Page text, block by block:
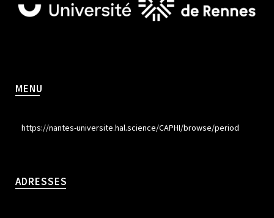
MENU
https://nantes-universite.hal.science/CAPHI/browse/period
ADRESSES